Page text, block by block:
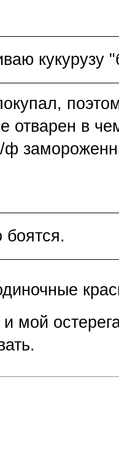
кукурузу
отварен в
ф
боятся.
мой